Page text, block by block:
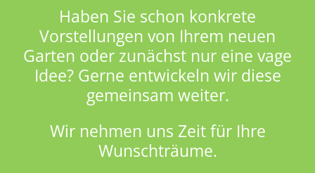
Haben Sie schon konkrete
Vorstellungen von Ihrem neuen
Garten oder zunächst nur eine vage
Idee? Gerne entwickeln wir diese
gemeinsam weiter.
Wir nehmen uns Zeit für Ihre
Wunschträume.